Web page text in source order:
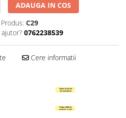
ADAUGA IN COS
C29
0762238539
Cere informatii